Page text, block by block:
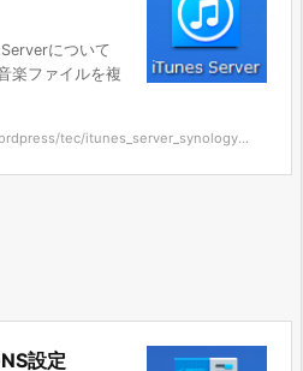
について
楽ファイルを複
tec/itunes_server_synology...
設定